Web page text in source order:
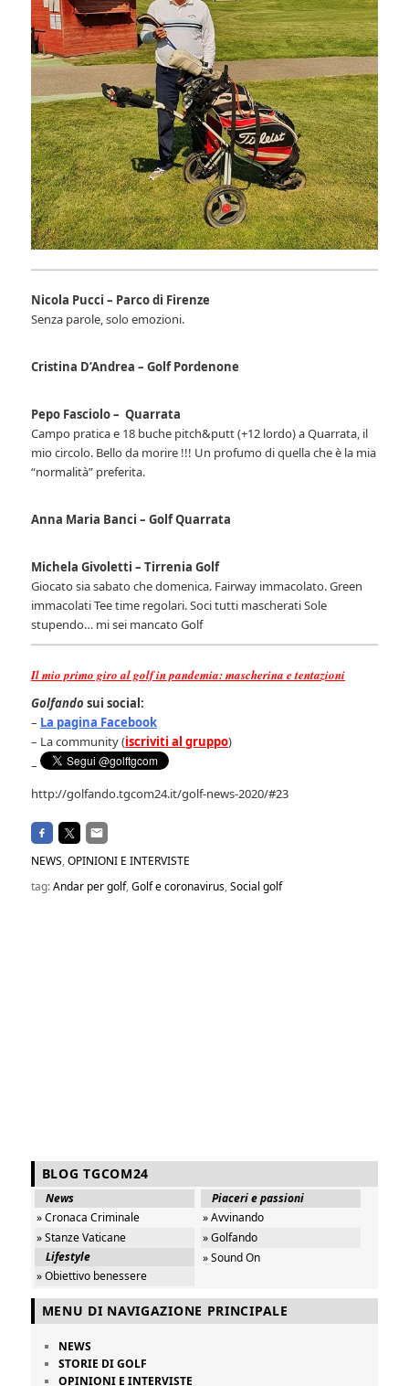
Nicola Pucci – Parco di Firenze
Senza parole, solo emozioni.
Cristina D’Andrea – Golf Pordenone
Pepo Fasciolo – Quarrata
Campo pratica e 18 buche pitch&putt (+12 lordo) a Quarrata, il
mio circolo. Bello da morire !!! Un profumo di quella che è la mia
“normalità” preferita.
Anna Maria Banci – Golf Quarrata
Michela Givoletti – Tirrenia Golf
Giocato sia sabato che domenica. Fairway immacolato. Green
immacolati Tee time regolari. Soci tutti mascherati Sole
stupendo… mi sei mancato Golf
Il mio primo giro al golf in pandemia: mascherina e tentazioni
Golfando sui social:
– La pagina Facebook
– La community (iscriviti al gruppo)
–
http://golfando.tgcom24.it/golf-news-2020/#23
NEWS,OPINIONI E INTERVISTE
tag:Andar per golf,Golf e coronavirus,Social golf
BLOG TGCOM24
News
» Cronaca Criminale
» Stanze Vaticane
Lifestyle
» Obiettivo benessere
Piaceri e passioni
» Avvinando
» Golfando
» Sound On
MENU DI NAVIGAZIONE PRINCIPALE
NEWS
STORIE DI GOLF
OPINIONI E INTERVISTE